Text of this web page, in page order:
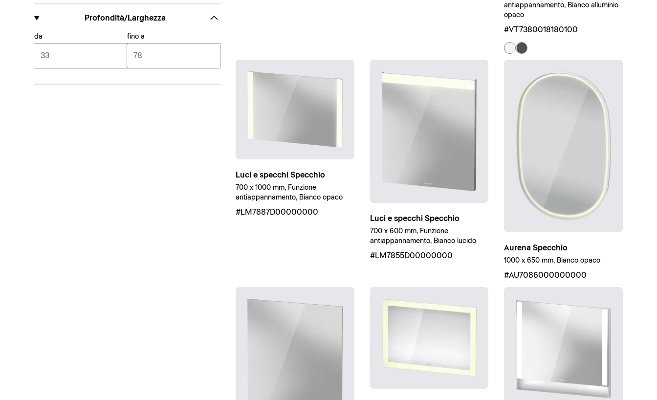
Profondità/Larghezza
da fino a
antiappannamento, Bianco alluminio
opaco
#VT7380018180100
Luci e specchi Specchio
700 x 1000 mm, Funzione
antiappannamento, Bianco opaco
#LM7887D00000000
Luci e specchi Specchio
700 x 600 mm, Funzione
antiappannamento, Bianco lucido
#LM7855D00000000
Aurena Specchio
1000 x 650 mm, Bianco opaco
#AU7086000000000